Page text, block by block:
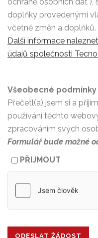
doplňky provedenými
včetně změn a doplňků.
Další informace
údajů společnosti
Všeobecné podmínky
Přečetl(a) jsem si a
používání těchto
zpracováním svých
Formulář bude možné
PŘIJMOUT